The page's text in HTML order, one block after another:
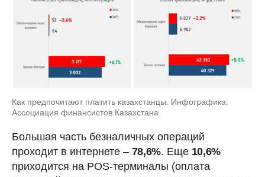
Как предпочитают платить казахстанцы. Инфографика:
Ассоциация финансистов Казахстана
Большая часть безналичных операций
проходит в интернете – 78,6%. Еще 10,6%
приходится на POS-терминалы (оплата